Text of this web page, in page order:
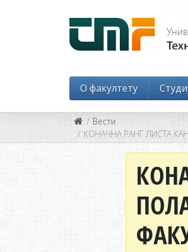
O факултету
Вести
КОНАЧНА РАНГ ЛИСТА